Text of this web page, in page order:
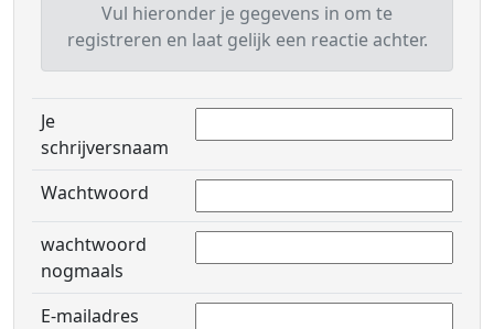
Vul hieronder je gegevens in om te
registreren en laat gelijk een reactie achter.
Je
schrijversnaam
Wachtwoord
wachtwoord
nogmaals
E-mailadres